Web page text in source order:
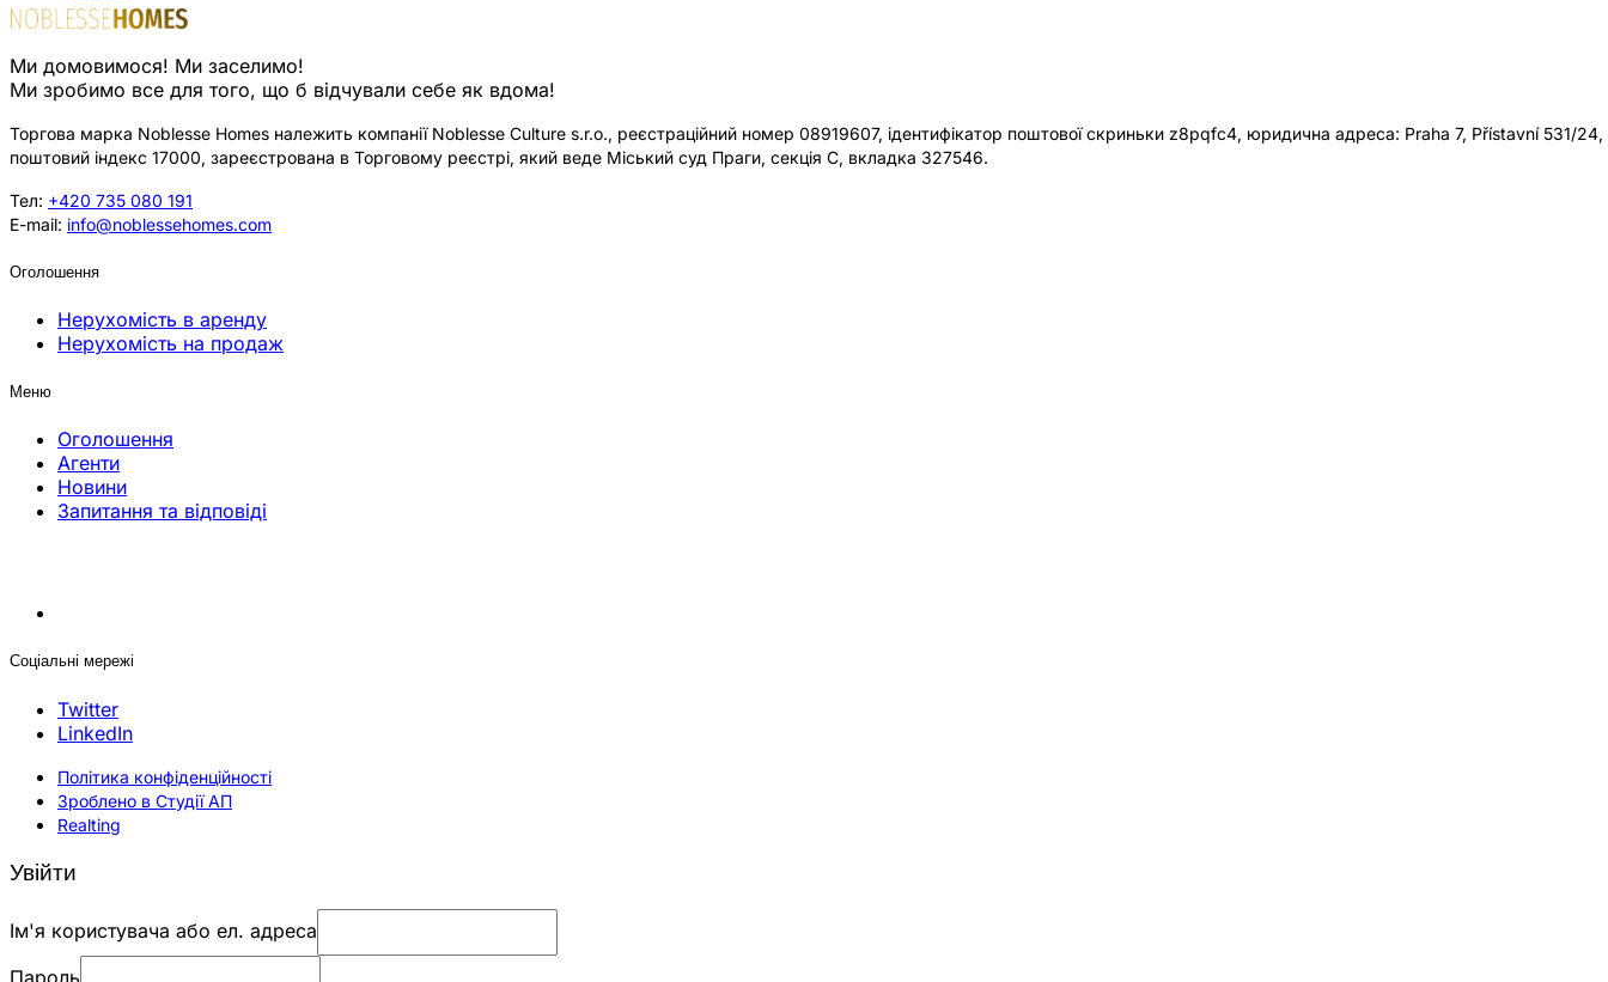
Ми домовимося! Ми заселимо!
Ми зробимо все для того, що б відчували себе як вдома!
Торгова марка Noblesse Homes належить компанії Noblesse Culture s.r.o., реєстраційний номер 08919607, ідентифікатор поштової скриньки z8pqfc4, юридична адреса: Praha 7, Přístavní 531/24,
поштовий індекс 17000, зареєстрована в Торговому реєстрі, який веде Міський суд Праги, секція C, вкладка 327546.
Тел: +420 735 080 191
E-mail: info@noblessehomes.com
Оголошення
Нерухомість в аренду
Нерухомість на продаж
Меню
Оголошення
Агенти
Новини
Запитання та відповіді
Соціальні мережі
Twitter
LinkedIn
Політика конфіденційності
Зроблено в Студії АП
Realting
Увійти
Ім'я користувача або ел. адреса